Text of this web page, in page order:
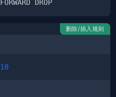
删除/插入规则
10